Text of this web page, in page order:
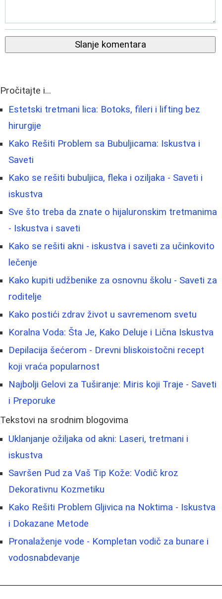
Slanje komentara
Pročitajte i...
Estetski tretmani lica: Botoks, fileri i lifting bez
hirurgije
Kako Rešiti Problem sa Bubuljicama: Iskustva i
Saveti
Kako se rešiti bubuljica, fleka i oziljaka - Saveti i
iskustva
Sve što treba da znate o hijaluronskim tretmanima
- Iskustva i saveti
Kako se rešiti akni - iskustva i saveti za učinkovito
lečenje
Kako kupiti udžbenike za osnovnu školu - Saveti za
roditelje
Kako postići zdrav život u savremenom svetu
Koralna Voda: Šta Je, Kako Deluje i Lična Iskustva
Depilacija šećerom - Drevni bliskoistočni recept
koji vraća popularnost
Najbolji Gelovi za Tuširanje: Miris koji Traje - Saveti
i Preporuke
Tekstovi na srodnim blogovima
Uklanjanje ožiljaka od akni: Laseri, tretmani i
iskustva
Savršen Pud za Vaš Tip Kože: Vodič kroz
Dekorativnu Kozmetiku
Kako Rešiti Problem Gljivica na Noktima - Iskustva
i Dokazane Metode
Pronalaženje vode - Kompletan vodič za bunare i
vodosnabdevanje